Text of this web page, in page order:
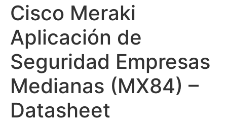
Cisco Meraki
Aplicación de
Seguridad Empresas
Medianas (MX84) –
Datasheet